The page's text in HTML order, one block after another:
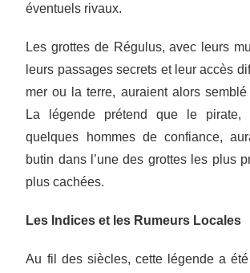
éventuels rivaux.
Les grottes de Régulus, avec leurs
leurs passages secrets et leur accès
mer ou la terre, auraient alors semblé
La légende prétend que le pirate,
quelques hommes de confiance,
butin dans l’une des grottes les plus
plus cachées.
Les Indices et les Rumeurs Locales
Au fil des siècles, cette légende a